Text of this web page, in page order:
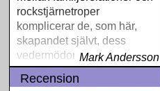
rockstjärnetroper
komplicerar de, som här,
skapandet självt, dess
vedermödor och det
manliga geniets kamp för
sin genialitet
Mark Andersson
Recension